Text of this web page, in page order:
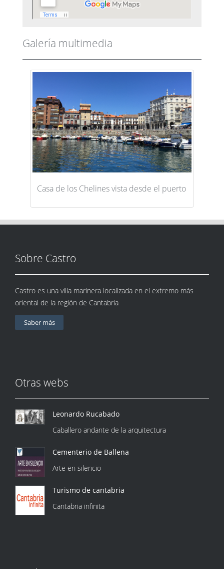
Galería multimedia
Casa de los Chelines vista desde el puerto
Sobre Castro
Castro es una villa marinera localizada en el extremo más
oriental de la región de Cantabria
Saber más
Otras webs
Leonardo Rucabado
Caballero andante de la arquitectura
Cementerio de Ballena
Arte en silencio
Turismo de cantabria
Cantabria infinita